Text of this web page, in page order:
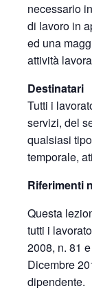
necessario
di lavoro in
ed una
attività
Destinatari
Tutti i
servizi, del
qualsiasi
temporale,
Riferimenti
Questa
tutti i
2008, n. 81
Dicembre
dipendente.